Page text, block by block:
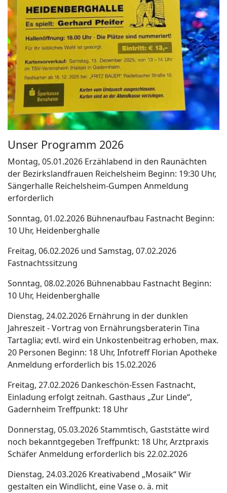
Unser Programm 2026
Montag, 05.01.2026 Erzählabend in den Raunächten
der Bezirkslandfrauen Reichelsheim Beginn: 19:30 Uhr,
Sängerhalle Reichelsheim-Gumpen Anmeldung
erforderlich
Sonntag, 01.02.2026 Bühnenaufbau Fastnacht Beginn:
10 Uhr, Heidenberghalle
Freitag, 06.02.2026 und Samstag, 07.02.2026
Fastnachtssitzung
Sonntag, 08.02.2026 Bühnenabbau Fastnacht Beginn:
10 Uhr, Heidenberghalle
Dienstag, 24.02.2026 Ernährung in der dunklen
Jahreszeit -Vortrag von Ernährungsberaterin Tina
Tartaglia; evtl. wird ein Unkostenbeitrag erhoben, max.
20 Personen Beginn: 18 Uhr, Infotreff Florian Apotheke
Anmeldung erforderlich bis 15.02.2026
Freitag, 27.02.2026 Dankeschön-Essen Fastnacht,
Einladung erfolgt zeitnah. Gasthaus „Zur Linde“,
Gadernheim Treffpunkt: 18 Uhr
Donnerstag, 05.03.2026Stammtisch, Gaststätte wird
noch bekanntgegeben Treffpunkt: 18 Uhr, Arztpraxis
SchäferAnmeldung erforderlich bis 22.02.2026
Dienstag, 24.03.2026 Kreativabend „Mosaik“Wir
gestalten ein Windlicht, eine Vase o. ä. mit